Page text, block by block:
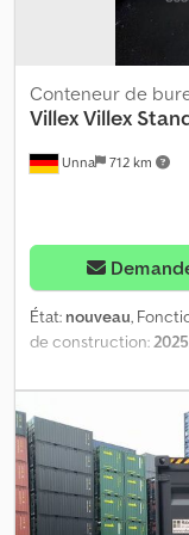
Unna 712 km
Conteneur de
VillexVillex
État: nouveau,
de construction: 2025
6 000 mm, hauteur
Équipement:
disponible
vous proposons dans
Cube White, pouvant
salles de classe,